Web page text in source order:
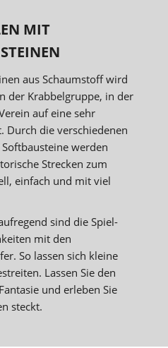
MIT
aus Schaumstoff wird
der Krabbelgruppe, in der
auf eine sehr
Durch die verschiedenen
werden
Strecken zum
einfach und mit viel
sind die Spiel-
mit den
So lassen sich kleine
Lassen Sie den
und erleben Sie
steckt.